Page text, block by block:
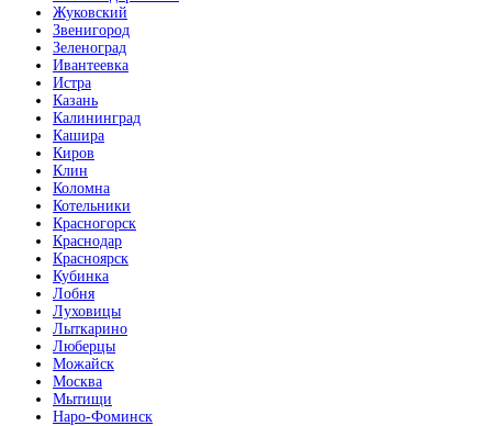
Жуковский
Звенигород
Зеленоград
Ивантеевка
Истра
Казань
Калининград
Кашира
Киров
Клин
Коломна
Котельники
Красногорск
Краснодар
Красноярск
Кубинка
Лобня
Луховицы
Лыткарино
Люберцы
Можайск
Москва
Мытищи
Наро-Фоминск